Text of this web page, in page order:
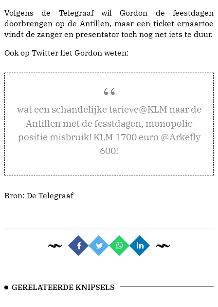
Volgens de Telegraaf wil Gordon de feestdagen
doorbrengen op de Antillen, maar een ticket ernaartoe
vindt de zanger en presentator toch nog net iets te duur.
Ook op Twitter liet Gordon weten:
wat een schandelijke tarieve@KLM naar de
Antillen met de fesstdagen, monopolie
positie misbruik! KLM 1700 euro @Arkefly
600!
Bron: De Telegraaf
GERELATEERDE KNIPSELS